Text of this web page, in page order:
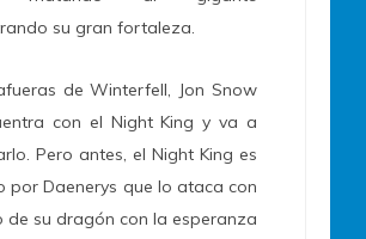
su gran fortaleza.
de Winterfell, Jon Snow
con el Night King y va a
Pero antes, el Night King es
por Daenerys que lo ataca con
de su dragón con la esperanza